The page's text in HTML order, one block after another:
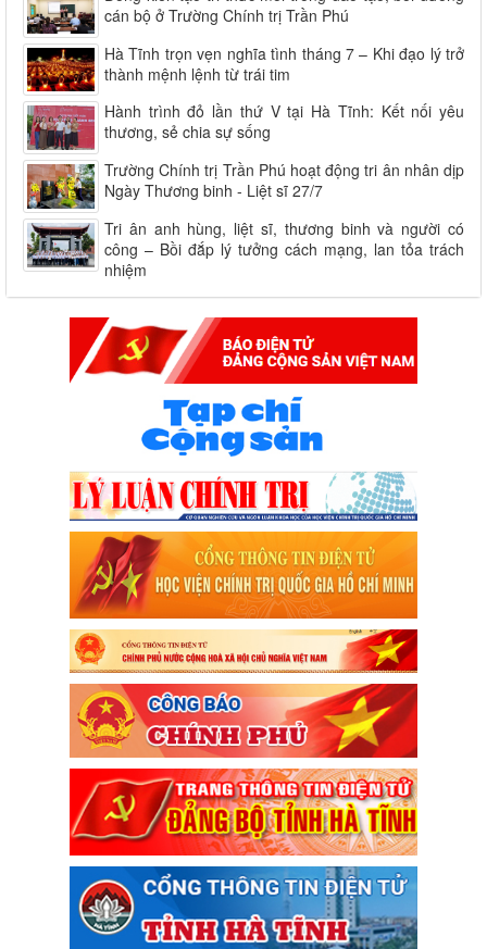
cán bộ ở Trường Chính trị Trần Phú
Hà Tĩnh trọn vẹn nghĩa tình tháng 7 – Khi đạo lý trở
thành mệnh lệnh từ trái tim
Hành trình đỏ lần thứ V tại Hà Tĩnh: Kết nối yêu
thương, sẻ chia sự sống
Trường Chính trị Trần Phú hoạt động tri ân nhân dịp
Ngày Thương binh - Liệt sĩ 27/7
Tri ân anh hùng, liệt sĩ, thương binh và người có
công – Bồi đắp lý tưởng cách mạng, lan tỏa trách
nhiệm